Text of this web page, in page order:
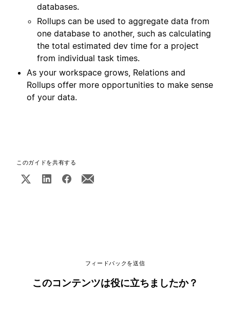
databases.
Rollups can be used to aggregate data from
one database to another, such as calculating
the total estimated dev time for a project
from individual task times.
As your workspace grows, Relations and
Rollups offer more opportunities to make sense
of your data.
このガイドを共有する
フィードバックを送信
このコンテンツは役に立ちましたか？